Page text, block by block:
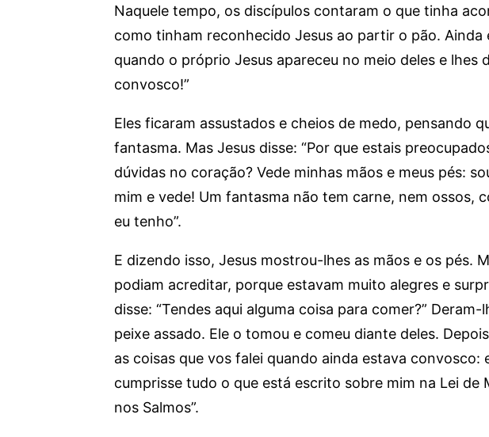
Naquele tempo, os discípulos contaram o que tinha
como tinham reconhecido Jesus ao partir o pão. Ainda
quando o próprio Jesus apareceu no meio deles e lhes
convosco!”
Eles ficaram assustados e cheios de medo, pensando
fantasma. Mas Jesus disse: “Por que estais
dúvidas no coração? Vede minhas mãos e meus pés:
mim e vede! Um fantasma não tem carne, nem ossos,
eu tenho”.
E dizendo isso, Jesus mostrou-lhes as mãos e os pés.
podiam acreditar, porque estavam muito alegres e
disse: “Tendes aqui alguma coisa para comer?”
peixe assado. Ele o tomou e comeu diante deles.
as coisas que vos falei quando ainda estava convosco:
cumprisse tudo o que está escrito sobre mim na Lei de
nos Salmos”.